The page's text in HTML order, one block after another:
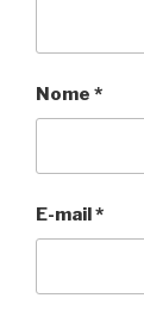
Nome *
E-mail*